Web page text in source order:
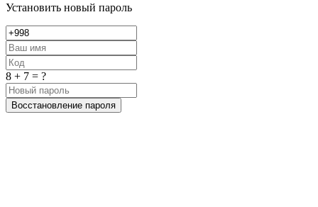
Установить новый пароль
8 + 7 = ?
Восстановление пароля